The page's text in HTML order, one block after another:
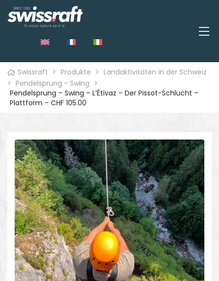
Swissraft > Produkte > Landaktivitäten in der Schweiz
> Pendelsprung - Swing >
Pendelsprung – Swing – L’Étivaz – Der Pissot-Schlucht –
Plattform – CHF 105.00
🔍